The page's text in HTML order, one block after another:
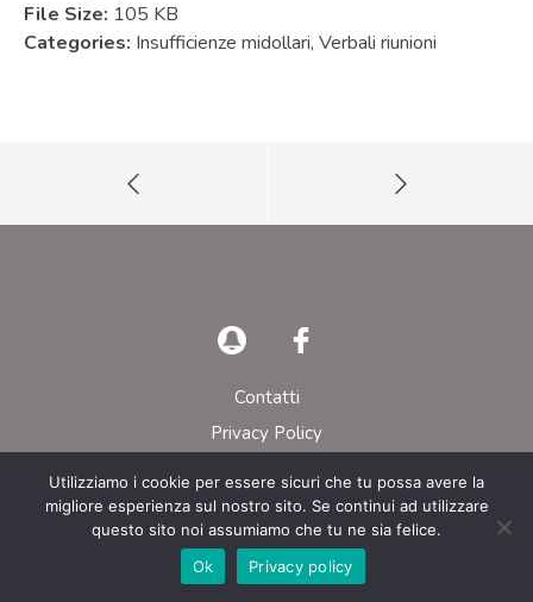
File Size: 105 KB
Categories: Insufficienze midollari, Verbali riunioni
Contatti
Privacy Policy
© AIEOP – Tutti i diritti riservati
Utilizziamo i cookie per essere sicuri che tu possa avere la
migliore esperienza sul nostro sito. Se continui ad utilizzare
questo sito noi assumiamo che tu ne sia felice.
Ok
Privacy policy